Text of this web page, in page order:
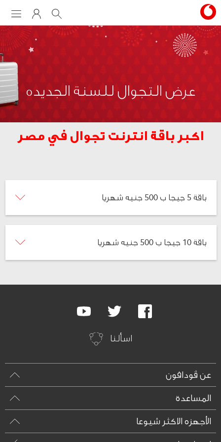
My VodafoneSearch
عرض التجوال للسنة الجديده
اكبر باقة انترنت تجوال في مصر
باقة 5 جيجا ب 500 جنيه شهريا
باقة 10 جيجا ب 500 جنيه شهريا
Facebook
Twitter
Youtube
اسألنا
عن ڤودافون
المساعدة
الأجهزه الاكثر شيوعا